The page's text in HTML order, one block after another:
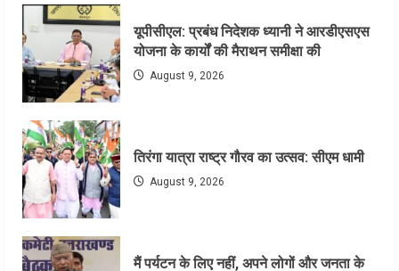
यूपीसीएल: प्रबंध निदेशक ध्यानी ने आरडीएसएस
योजना के कार्यों की मैराथन समीक्षा की
August 9, 2026
तिरंगा यात्रा राष्ट्र गौरव का उत्सव: सीएम धामी
August 9, 2026
मैं पर्यटन के लिए नहीं, अपने लोगों और जनता के